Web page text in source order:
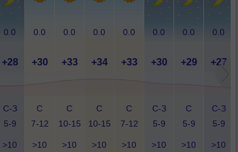
0.0 0.0 0.0 0.0 0.0 0.0 0.0 0.0
+28 +30 +33 +34 +33 +30 +29 +27
С-З
5-9
С
7-12
С
10-15
С
10-15
С
7-12
С-З
5-9
С
5-9
С-З
5-9
>10 >10 >10 >10 >10 >10 >10 >10